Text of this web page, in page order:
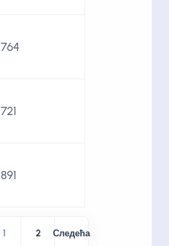
764
721
891
1 2 Следећа